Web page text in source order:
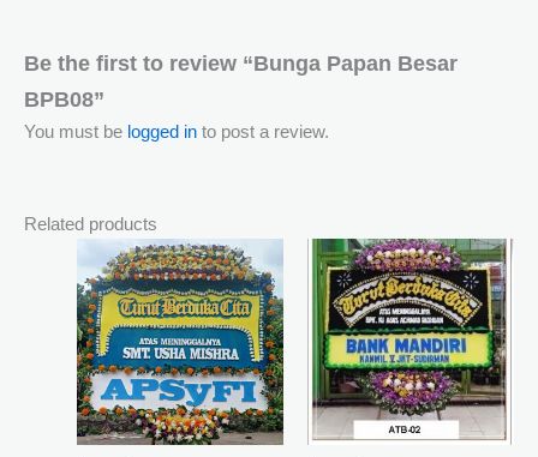
Be the first to review “Bunga Papan Besar
BPB08”
You must be logged in to post a review.
Related products